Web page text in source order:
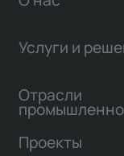
Услуги и
Отрасли
Проекты